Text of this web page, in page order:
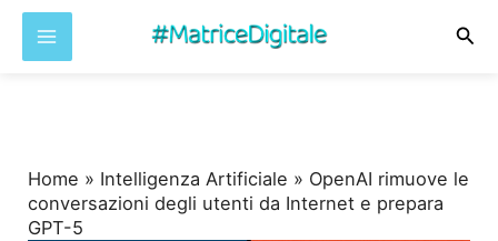
Home » Intelligenza Artificiale » OpenAI rimuove le
conversazioni degli utenti da Internet e prepara
GPT-5